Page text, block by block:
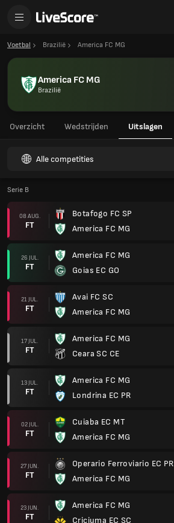
Voetbal Brazilië America FC MG
America FC MG
Brazilië
Overzicht Wedstrijden Uitslagen
Alle competities
Serie B
08 AUG.
FT
Botafogo FC SP
America FC MG
26 JUL.
FT
America FC MG
Goias EC GO
21 JUL.
FT
Avai FC SC
America FC MG
17 JUL.
FT
America FC MG
Ceara SC CE
13 JUL.
FT
America FC MG
Londrina EC PR
02 JUL.
FT
Cuiaba EC MT
America FC MG
27 JUN.
FT
Operario Ferroviario EC PR
America FC MG
23 JUN.
FT
America FC MG
Criciuma EC SC